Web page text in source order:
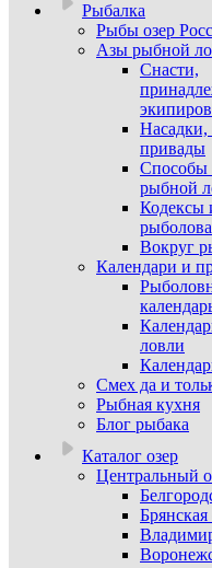
Рыбалка
Рыбы озер
Азы рыбной
Снасти,
привады
рыбной
Кодексы
рыболова
Вокруг
Календари и
ловли
Смех да и
Рыбная кухня
Блог рыбака
Каталог озер
Центральный
Брянская